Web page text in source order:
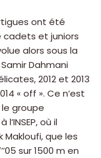
ont été
cadets et juniors
alors sous la
Dahmani
2012 et 2013
« off ». Ce n’est
le groupe
où il
Makloufi, que les
sur 1500 m en